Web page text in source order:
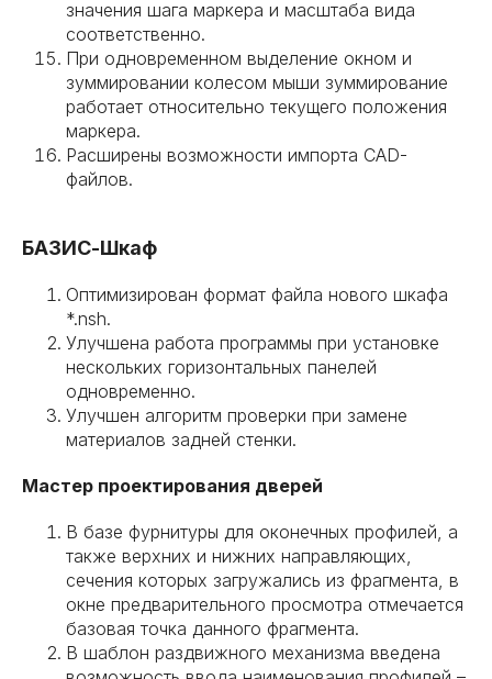
значения шага маркера и масштаба вида
соответственно.
При одновременном выделение окном и
зуммировании колесом мыши зуммирование
работает относительно текущего положения
маркера.
Расширены возможности импорта CAD-
файлов.
БАЗИС-Шкаф
Оптимизирован формат файла нового шкафа
*.nsh.
Улучшена работа программы при установке
нескольких горизонтальных панелей
одновременно.
Улучшен алгоритм проверки при замене
материалов задней стенки.
Мастер проектирования дверей
В базе фурнитуры для оконечных профилей, а
также верхних и нижних направляющих,
сечения которых загружались из фрагмента, в
окне предварительного просмотра отмечается
базовая точка данного фрагмента.
В шаблон раздвижного механизма введена